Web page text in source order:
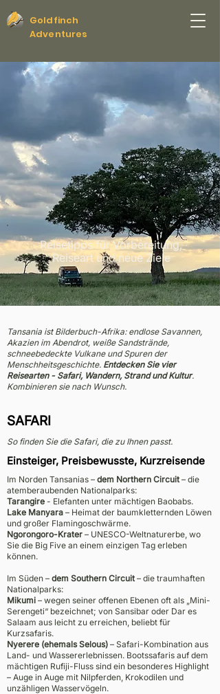
Goldfinch
Adventures
Reisetipps für Vorbereitung,
Reiseart und neue Ziele
Tansania ist Bilderbuch-Afrika: endlose Savannen,
Akazien im Abendrot, weiße Sandstrände,
schneebedeckte Vulkane und Spuren der
Menschheitsgeschichte. Entdecken Sie vier
Reisearten - Safari, Wandern, Strand und Kultur.
Kombinieren sie nach Wunsch.
SAFARI
So finden Sie die Safari, die zu Ihnen passt.
Einsteiger, Preisbewusste, Kurzreisende
Im Norden Tansanias – dem Northern Circuit– die
atemberaubenden Nationalparks:
Tarangire - Elefanten unter mächtigen Baobabs.
Lake Manyara – Heimat der baumkletternden Löwen
und großer Flamingoschwärme.
Ngorongoro-Krater – UNESCO-Weltnaturerbe, wo
Sie die Big Five an einem einzigen Tag erleben
können.
Im Süden – dem Southern Circuit– die traumhaften
Nationalparks:
Mikumi – wegen seiner offenen Ebenen oft als „Mini-
Serengeti“ bezeichnet; von Sansibar oder Dar es
Salaam aus leicht zu erreichen, beliebt für
Kurzsafaris.
Nyerere (ehemals Selous) – Safari-Kombination aus
Land- und Wassererlebnissen. Bootssafaris auf dem
mächtigen Rufiji-Fluss sind ein besonderes Highlight
– Auge in Auge mit Nilpferden, Krokodilen und
unzähligen Wasservögeln.